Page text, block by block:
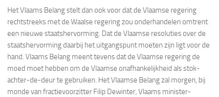
Het Vlaams Belang stelt dan ook voor dat de Vlaamse regering
rechtstreeks met de Waalse regering zou onderhandelen omtrent
een nieuwe staatshervorming. Dat de Vlaamse resoluties over de
staatshervorming daarbij het uitgangspunt moeten zijn ligt voor de
hand. Vlaams Belang meent tevens dat de Vlaamse regering de
moed moet hebben om de Vlaamse onafhankelijkheid als stok-
achter-de-deur te gebruiken. Het Vlaamse Belang zal morgen, bij
monde van fractievoorzitter Filip Dewinter, Vlaams minister-